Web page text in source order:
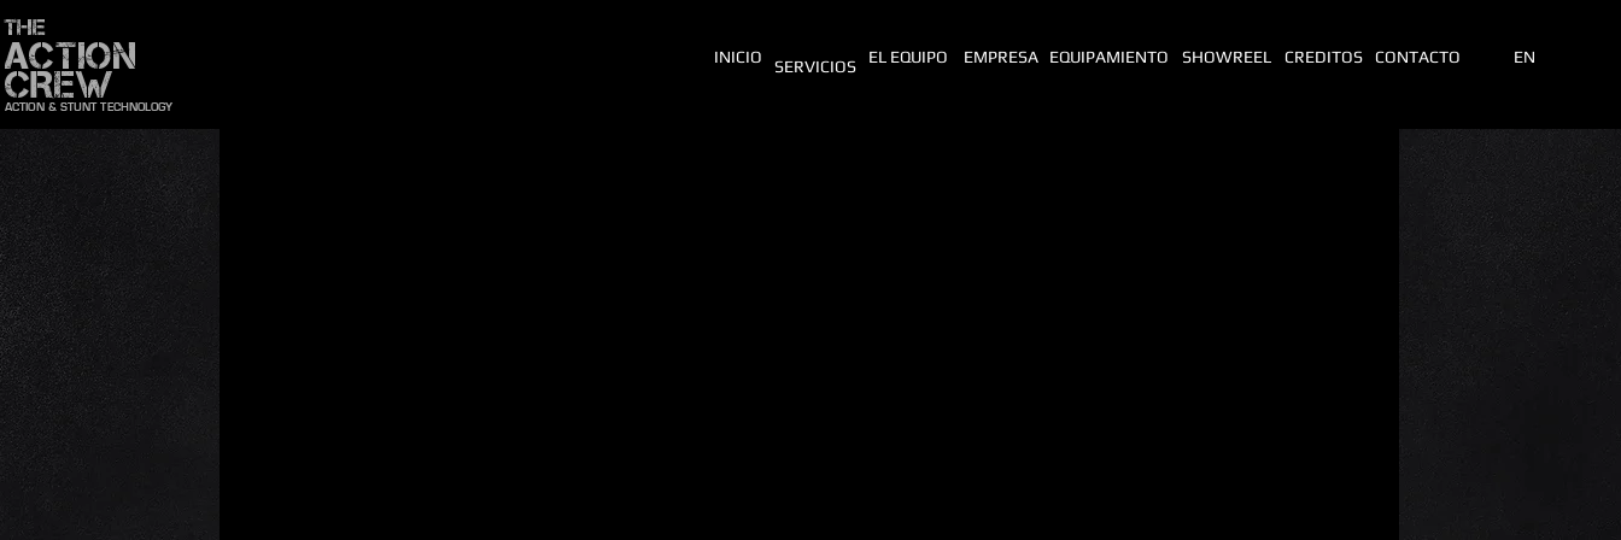
THE
ACTION
CREW
INICIO SERVICIOS EL EQUIPO EMPRESA EQUIPAMIENTO SHOWREEL CREDITOS CONTACTO EN
ACTION & STUNT TECHNOLOGY